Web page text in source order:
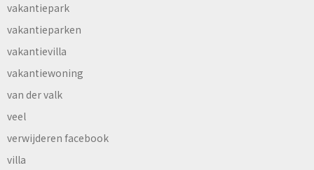
vakantiepark
vakantieparken
vakantievilla
vakantiewoning
van der valk
veel
verwijderen facebook
villa